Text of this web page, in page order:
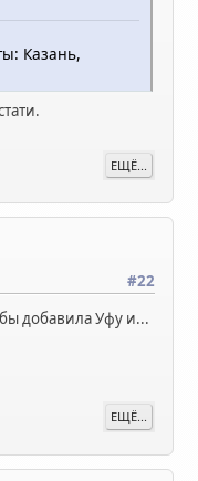
Казань,
ЕЩЁ...
#22
добавила Уфу и...
ЕЩЁ...